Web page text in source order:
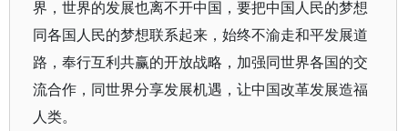
界，世界的发展也离不开中国，要把中国人民的梦想
同各国人民的梦想联系起来，始终不渝走和平发展道
路，奉行互利共赢的开放战略，加强同世界各国的交
流合作，同世界分享发展机遇，让中国改革发展造福
人类。